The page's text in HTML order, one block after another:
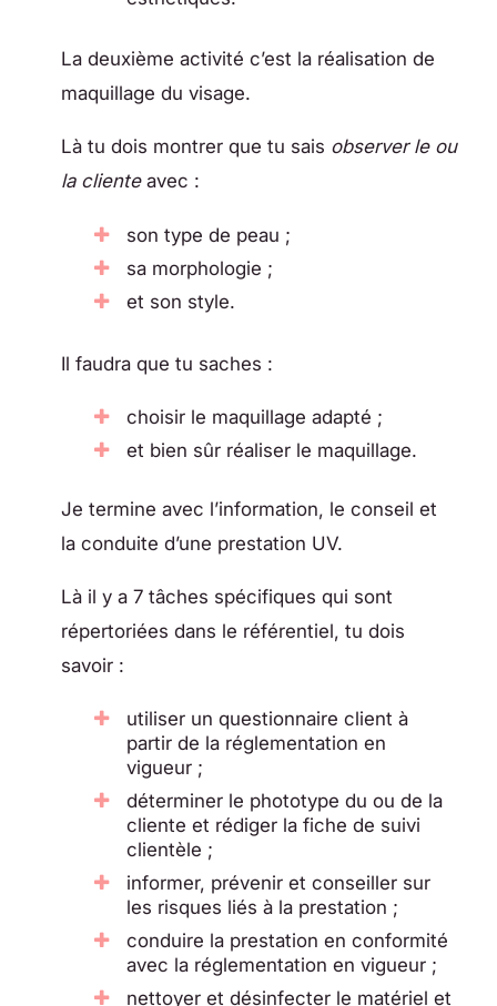
La deuxième activité c’est la réalisation de
maquillage du visage.
Là tu dois montrer que tu sais observer le ou
la clienteavec :
son type de peau ;
sa morphologie ;
et son style.
Il faudra que tu saches :
choisir le maquillage adapté ;
et bien sûr réaliser le maquillage.
Je termine avec l’information, le conseil et
la conduite d’une prestation UV.
Là il y a 7 tâches spécifiques qui sont
répertoriées dans le référentiel, tu dois
savoir :
utiliser un questionnaire client à
partir de la réglementation en
vigueur ;
déterminer le phototype du ou de la
cliente et rédiger la fiche de suivi
clientèle ;
informer, prévenir et conseiller sur
les risques liés à la prestation ;
conduire la prestation en conformité
avec la réglementation en vigueur ;
nettoyer et désinfecter le matériel et